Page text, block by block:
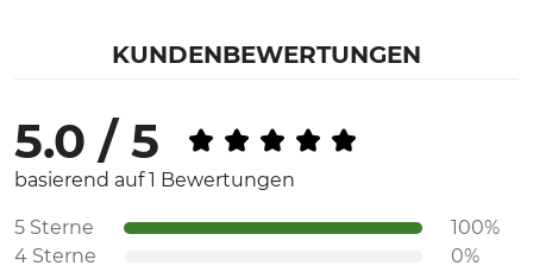
KUNDENBEWERTUNGEN
5.0 / 5
basierend auf 1 Bewertungen
5 Sterne
100%
4 Sterne
0%